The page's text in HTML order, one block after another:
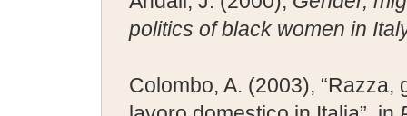
politics of black women in
Colombo, A. (2003),